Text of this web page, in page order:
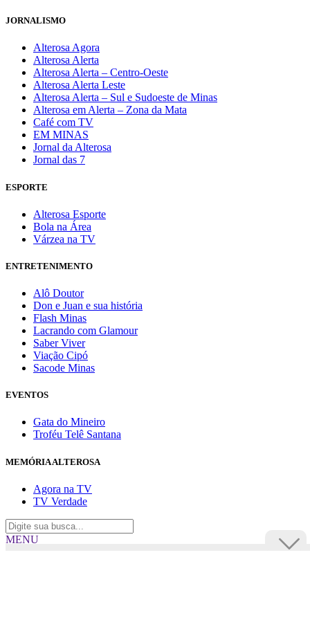
JORNALISMO
Alterosa Agora
Alterosa Alerta
Alterosa Alerta – Centro-Oeste
Alterosa Alerta Leste
Alterosa Alerta – Sul e Sudoeste de Minas
Alterosa em Alerta – Zona da Mata
Café com TV
EM MINAS
Jornal da Alterosa
Jornal das 7
ESPORTE
Alterosa Esporte
Bola na Área
Várzea na TV
ENTRETENIMENTO
Alô Doutor
Don e Juan e sua história
Flash Minas
Lacrando com Glamour
Saber Viver
Viação Cipó
Sacode Minas
EVENTOS
Gata do Mineiro
Troféu Telê Santana
MEMÓRIA ALTEROSA
Agora na TV
TV Verdade
MENU